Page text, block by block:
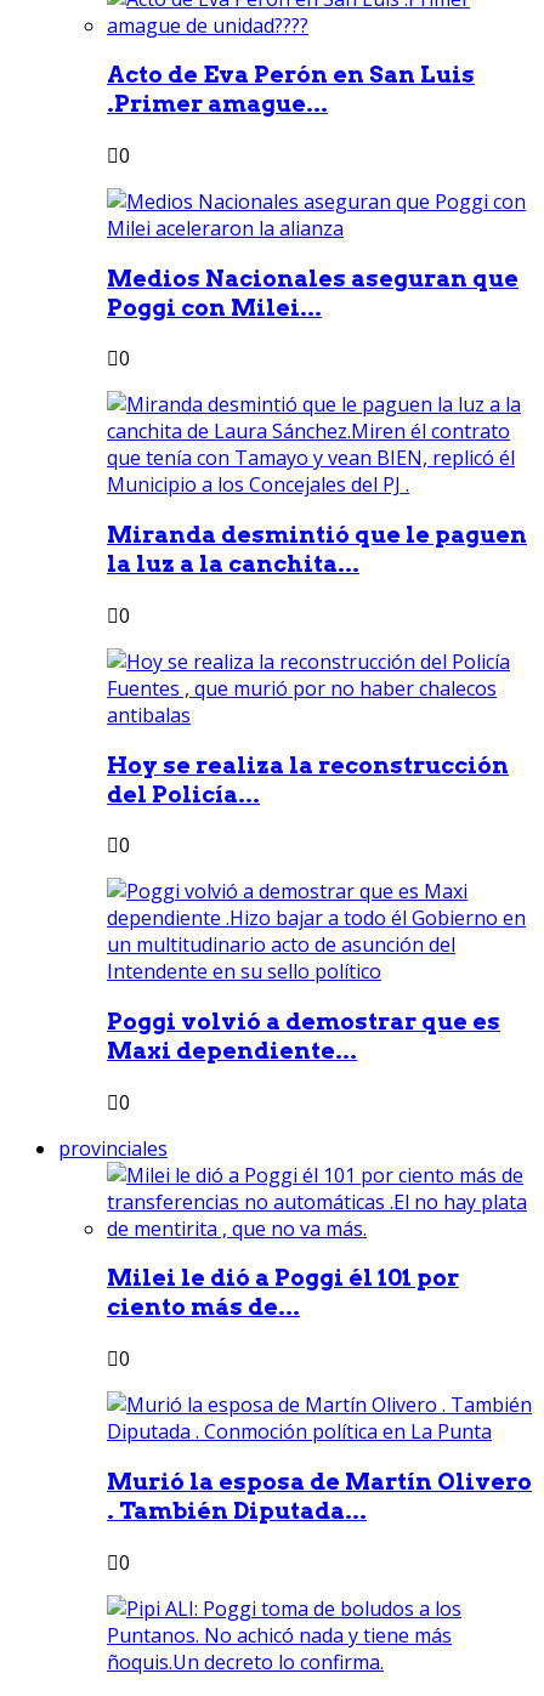
Acto de Eva Perón en San Luis
.Primer amague...
0
Medios Nacionales aseguran que
Poggi con Milei...
0
Miranda desmintió que le paguen
la luz a la canchita...
0
Hoy se realiza la reconstrucción
del Policía...
0
Poggi volvió a demostrar que es
Maxi dependiente...
0
provinciales
Milei le dió a Poggi él 101 por
ciento más de...
0
Murió la esposa de Martín Olivero
. También Diputada...
0